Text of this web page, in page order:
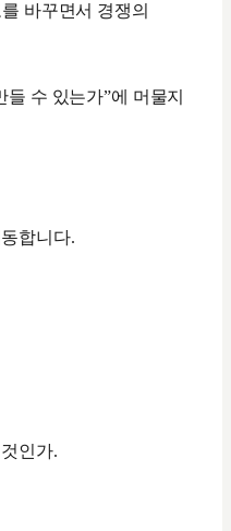
바꾸면서 경쟁의
수 있는가”에 머물지
합니다.
인가.